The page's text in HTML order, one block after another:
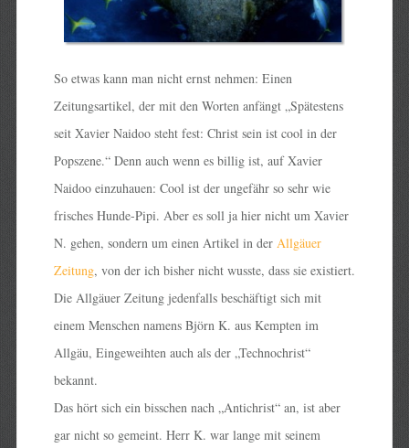
So etwas kann man nicht ernst nehmen: Einen
Zeitungsartikel, der mit den Worten anfängt „Spätestens
seit Xavier Naidoo steht fest: Christ sein ist cool in der
Popszene.“ Denn auch wenn es billig ist, auf Xavier
Naidoo einzuhauen: Cool ist der ungefähr so sehr wie
frisches Hunde-Pipi. Aber es soll ja hier nicht um Xavier
N. gehen, sondern um einen Artikel in der Allgäuer
Zeitung, von der ich bisher nicht wusste, dass sie existiert.
Die Allgäuer Zeitung jedenfalls beschäftigt sich mit
einem Menschen namens Björn K. aus Kempten im
Allgäu, Eingeweihten auch als der „Technochrist“
bekannt.
Das hört sich ein bisschen nach „Antichrist“ an, ist aber
gar nicht so gemeint. Herr K. war lange mit seinem